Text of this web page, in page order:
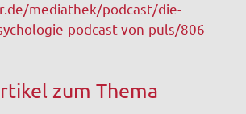
mediathek/podcast/die-
podcast-von-puls/806
zum Thema